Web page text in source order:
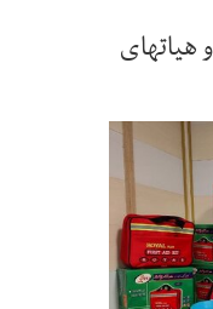
هیاتهای